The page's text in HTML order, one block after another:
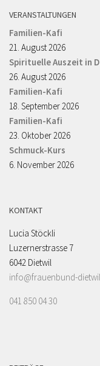
VERANSTALTUNGEN
Familien-Kafi
21. August 2026
Spirituelle Auszeit in
26. August 2026
Familien-Kafi
18. September 2026
Familien-Kafi
23. Oktober 2026
Schmuck-Kurs
6. November 2026
KONTAKT
Lucia Stöckli
Luzernerstrasse 7
6042 Dietwil
info@frauenbund-
041 850 04 30